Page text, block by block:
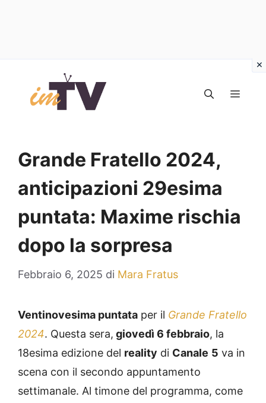
contenuto
Grande Fratello 2024,
anticipazioni 29esima
puntata: Maxime rischia
dopo la sorpresa
Febbraio 6, 2025 di Mara Fratus
Ventinovesima puntata per il Grande Fratello
2024. Questa sera, giovedì 6 febbraio, la
18esima edizione del reality di Canale 5 va in
scena con il secondo appuntamento
settimanale. Al timone del programma, come